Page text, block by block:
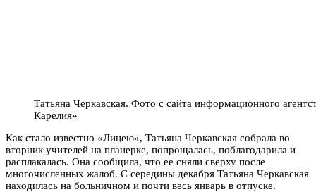
Татьяна Черкавская. Фото с сайта информационного
Карелия»
Как стало известно «Лицею», Татьяна Черкавская собрала во
вторник учителей на планерке, попрощалась, поблагодарила и
расплакалась. Она сообщила, что ее сняли сверху после
многочисленных жалоб. С середины декабря Татьяна Черкавская
находилась на больничном и почти весь январь в отпуске.